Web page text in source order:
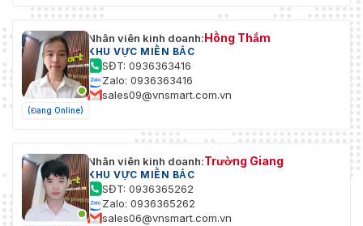
(Đang Online)
Nhân viên kinh doanh:Hồng Thắm
KHU VỰC MIỀN BẮC
SĐT: 0936363416
Zalo: 0936363416
sales09@vnsmart.com.vn
Nhân viên kinh doanh:Trường Giang
KHU VỰC MIỀN BẮC
SĐT: 0936365262
Zalo: 0936365262
sales06@vnsmart.com.vn